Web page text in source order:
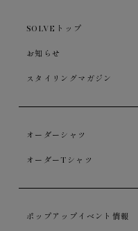
SOLVEトップ
お知らせ
スタイリングマガジン
オーダーシャツ
オーダーTシャツ
ポップアップイベント情報